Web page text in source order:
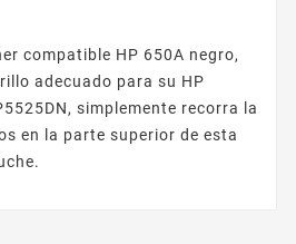
compatible HP 650A negro,
adecuado para su HP
simplemente recorra la
en la parte superior de esta